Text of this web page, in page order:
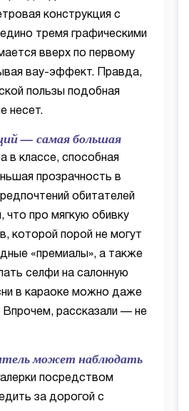
конструкция с
тремя графическими
вверх по первому
вау-эффект. Правда,
пользы подобная
несет.
— самая большая
в классе, способная
прозрачность в
обитателей
что про мягкую обивку
которой порой не могут
«премиалы», а также
селфи на салонную
в караоке можно даже
Впрочем, рассказали — не
может наблюдать
посредством
за дорогой с